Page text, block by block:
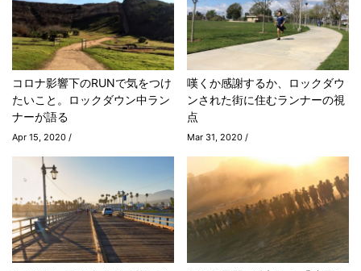
コロナ影響下のRUNで気をつけ
たいこと。ロックダウン中ラン
ナーが語る
Apr 15, 2020 /
嘆くか感謝するか、ロックダウ
ンされた街に住むランナーの視
点
Mar 31, 2020 /